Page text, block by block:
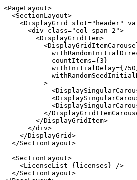
export let licenses:
</script>
<PageLayout>
  <SectionLayout>
<DisplayGrid slot="header"
      <div class="col-span-2">
        <DisplayGridItem>
            countItems={3}
          >
</
      </div>
    </DisplayGrid>
  </SectionLayout>